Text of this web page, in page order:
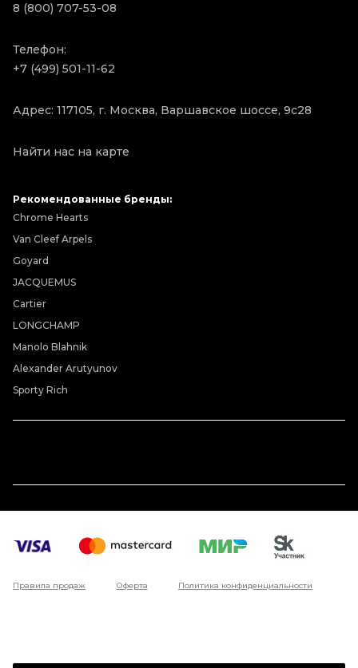
8 (800) 707-53-08
Телефон:
+7 (499) 501-11-62
Адрес: 117105, г. Москва, Варшавское шоссе, 9с28
Найти нас на карте
Рекомендованные бренды:
Chrome Hearts
Van Cleef Arpels
Goyard
JACQUEMUS
Cartier
LONGCHAMP
Manolo Blahnik
Alexander Arutyunov
Sporty Rich
Правила продаж Оферта Политика конфиденциальности